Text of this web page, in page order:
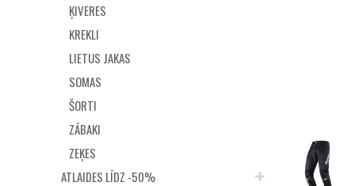
ĶIVERES
KREKLI
LIETUS JAKAS
SOMAS
ŠORTI
ZĀBAKI
ZEĶES
ATLAIDES LĪDZ -50%